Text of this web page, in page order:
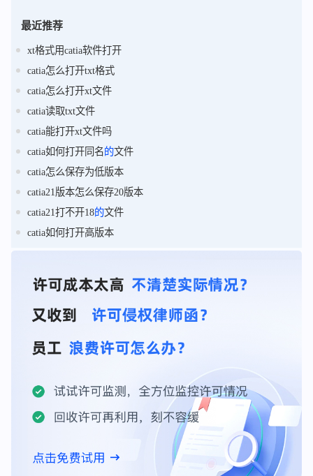
最近推荐
xt格式用catia软件打开
catia怎么打开txt格式
catia怎么打开xt文件
catia读取txt文件
catia能打开xt文件吗
catia如何打开同名的文件
catia怎么保存为低版本
catia21版本怎么保存20版本
catia21打不开18的文件
catia如何打开高版本